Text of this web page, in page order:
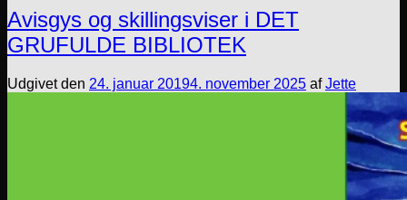
Avisgys og skillingsviser i DET
GRUFULDE BIBLIOTEK
Udgivet den 24. januar 20194. november 2025 afJette